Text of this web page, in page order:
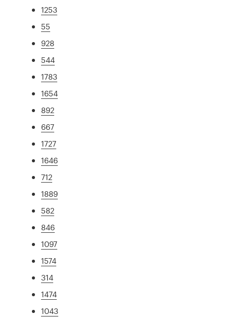
1253
55
928
544
1783
1654
892
667
1727
1646
712
1889
582
846
1097
1574
314
1474
1043